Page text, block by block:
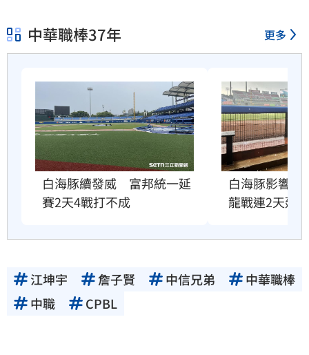
中華職棒37年 更多
白海豚續發威　富邦統一延
賽2天4戰打不成
白海豚影響北
龍戰連2天延賽
江坤宇 詹子賢 中信兄弟
中華職棒
中職
CPBL